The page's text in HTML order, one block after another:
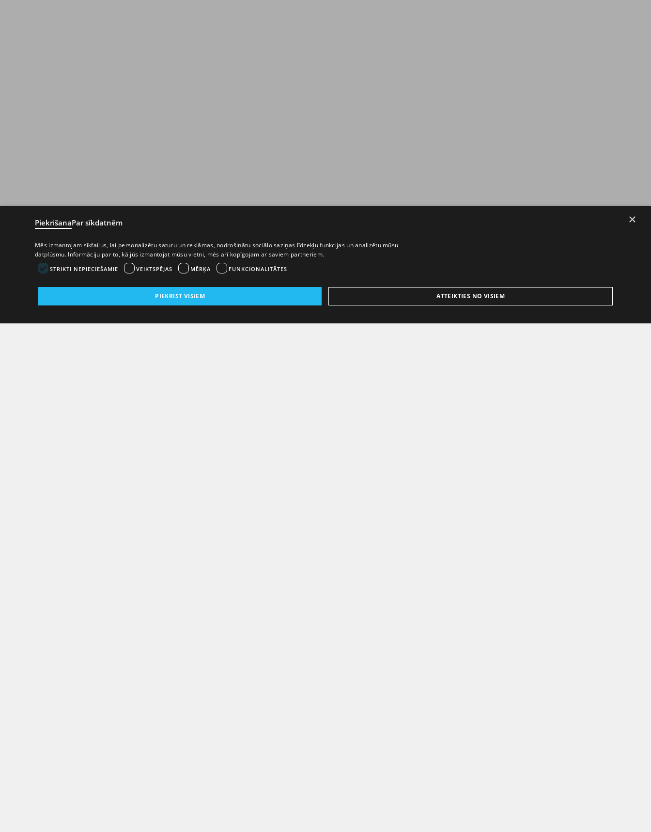
×
PiekrišanaPar sīkdatnēm
Mēs izmantojam sīkfailus, lai personalizētu saturu un reklāmas, nodrošinātu sociālo saziņas līdzekļu funkcijas un analizētu mūsu
datplūsmu. Informāciju par to, kā jūs izmantojat mūsu vietni, mēs arī kopīgojam ar saviem partneriem.
STRIKTI NEPIECIEŠAMIE VEIKTSPĒJAS MĒRĶA FUNKCIONALITĀTES
PIEKRIST VISIEM ATTEIKTIES NO VISIEM